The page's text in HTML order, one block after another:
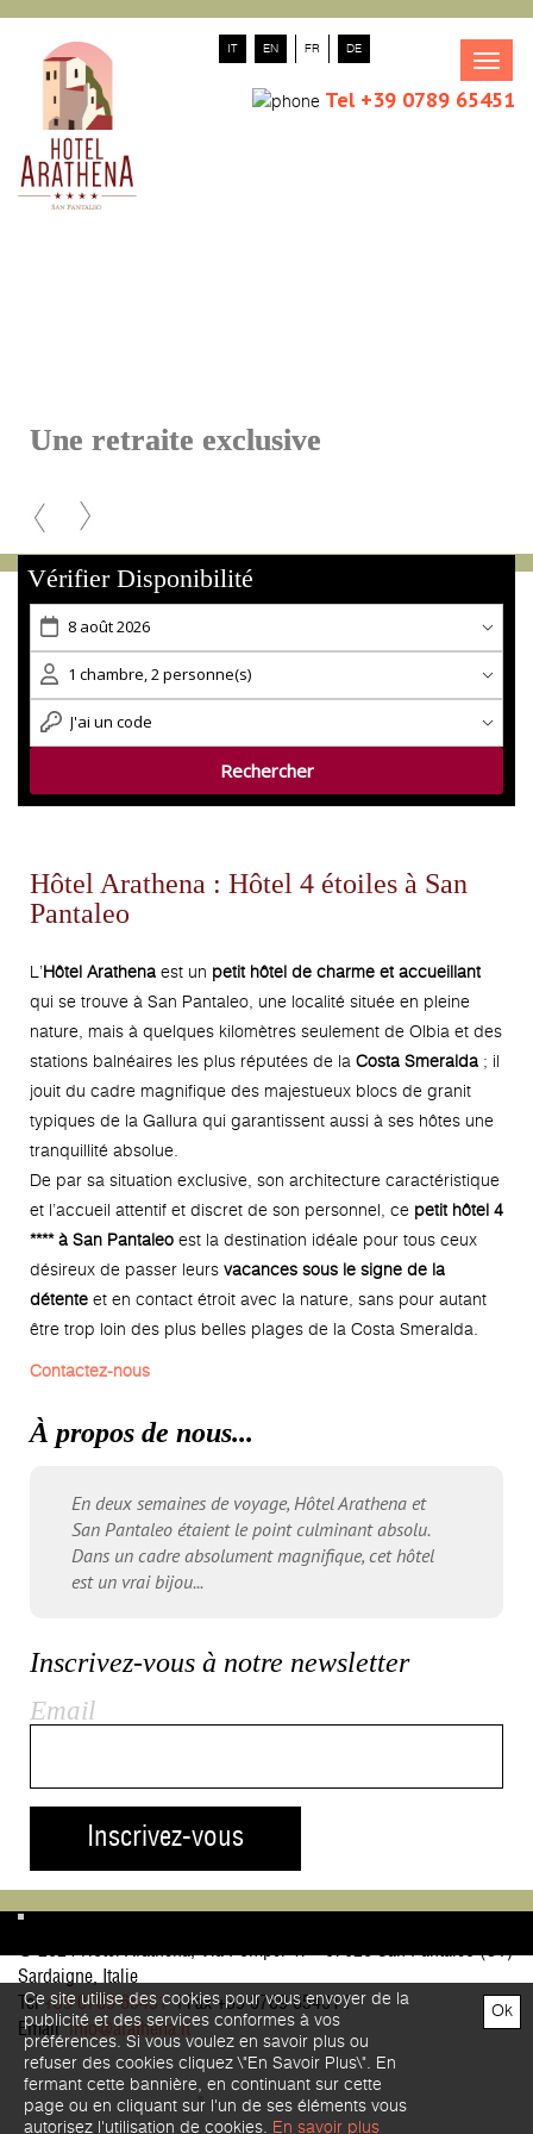
Une retraite exclusive
IT EN FR DE
Tel +39 0789 65451
Vérifier Disponibilité
Hôtel Arathena : Hôtel 4 étoiles à San
Pantaleo
L’Hôtel Arathena est un petit hôtel de charme et accueillant
qui se trouve à San Pantaleo, une localité située en pleine
nature, mais à quelques kilomètres seulement de Olbia et des
stations balnéaires les plus réputées de la Costa Smeralda ; il
jouit du cadre magnifique des majestueux blocs de granit
typiques de la Gallura qui garantissent aussi à ses hôtes une
tranquillité absolue.
De par sa situation exclusive, son architecture caractéristique
et l’accueil attentif et discret de son personnel, ce petit hôtel 4
**** à San Pantaleo est la destination idéale pour tous ceux
désireux de passer leurs vacances sous le signe de la
détente et en contact étroit avec la nature, sans pour autant
être trop loin des plus belles plages de la Costa Smeralda.
Contactez-nous
À propos de nous...
En deux semaines de voyage, Hôtel Arathena et
San Pantaleo étaient le point culminant absolu.
Dans un cadre absolument magnifique, cet hôtel
est un vrai bijou...
Inscrivez-vous à notre newsletter
Email
Inscrivez-vous
Sardaigne, Italie
Tel+39 0789 65451| Fax +39 0789 65401 |
Emailinfo@arathena.it
Ce site utilise des cookies pour vous envoyer de la
publicité et des services conformes à vos
préférences. Si vous voulez en savoir plus ou
refuser des cookies cliquez \"En Savoir Plus\". En
fermant cette bannière, en continuant sur cette
page ou en cliquant sur l'un de ses éléments vous
autorisez l'utilisation de cookies. En savoir plus
Ok